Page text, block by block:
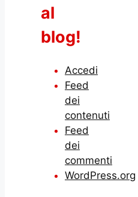
al
blog!
Accedi
Feed
dei
contenuti
Feed
dei
commenti
WordPress.org